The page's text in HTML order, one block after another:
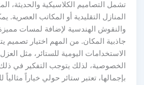
تشمل التصاميم الكلاسيكية والحديثة،
المنازل التقليدية أو المكاتب العصرية.
والنقوش الهندسية لإضافة لمسات مميزة،
جاذبية المكان. من المهم اختيار تصميم
الاستخدامات اليومية للستائر، مثل العزل
الخصوصية، لذلك يتوجب التفكير في ذلك
بإجمالها، تعتبر ستائر حولي خياراً مثالياً